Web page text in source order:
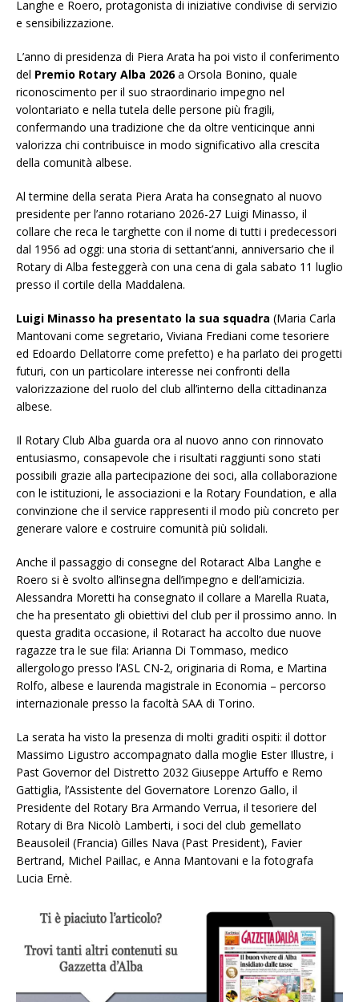
Langhe e Roero, protagonista di iniziative condivise di servizio
e sensibilizzazione.
L’anno di presidenza di Piera Arata ha poi visto il conferimento
del Premio Rotary Alba 2026a Orsola Bonino, quale
riconoscimento per il suo straordinario impegno nel
volontariato e nella tutela delle persone più fragili,
confermando una tradizione che da oltre venticinque anni
valorizza chi contribuisce in modo significativo alla crescita
della comunità albese.
Al termine della serata Piera Arata ha consegnato al nuovo
presidente per l’anno rotariano 2026-27 Luigi Minasso, il
collare che reca le targhette con il nome di tutti i predecessori
dal 1956 ad oggi: una storia di settant’anni, anniversario che il
Rotary di Alba festeggerà con una cena di gala sabato 11 luglio
presso il cortile della Maddalena.
Luigi Minasso ha presentato la sua squadra (Maria Carla
Mantovani come segretario, Viviana Frediani come tesoriere
ed Edoardo Dellatorre come prefetto) e ha parlato dei progetti
futuri, con un particolare interesse nei confronti della
valorizzazione del ruolo del club all’interno della cittadinanza
albese.
Il Rotary Club Alba guarda ora al nuovo anno con rinnovato
entusiasmo, consapevole che i risultati raggiunti sono stati
possibili grazie alla partecipazione dei soci, alla collaborazione
con le istituzioni, le associazioni e la Rotary Foundation, e alla
convinzione che il service rappresenti il modo più concreto per
generare valore e costruire comunità più solidali.
Anche il passaggio di consegne del Rotaract Alba Langhe e
Roero si è svolto all’insegna dell’impegno e dell’amicizia.
Alessandra Moretti ha consegnato il collare a Marella Ruata,
che ha presentato gli obiettivi del club per il prossimo anno. In
questa gradita occasione, il Rotaract ha accolto due nuove
ragazze tra le sue fila: Arianna Di Tommaso, medico
allergologo presso l’ASL CN-2, originaria di Roma, e Martina
Rolfo, albese e laurenda magistrale in Economia – percorso
internazionale presso la facoltà SAA di Torino.
La serata ha visto la presenza di molti graditi ospiti: il dottor
Massimo Ligustro accompagnato dalla moglie Ester Illustre, i
Past Governor del Distretto 2032 Giuseppe Artuffo e Remo
Gattiglia, l’Assistente del Governatore Lorenzo Gallo, il
Presidente del Rotary Bra Armando Verrua, il tesoriere del
Rotary di Bra Nicolò Lamberti, i soci del club gemellato
Beausoleil (Francia) Gilles Nava (Past President), Favier
Bertrand, Michel Paillac, e Anna Mantovani e la fotografa
Lucia Ernè.